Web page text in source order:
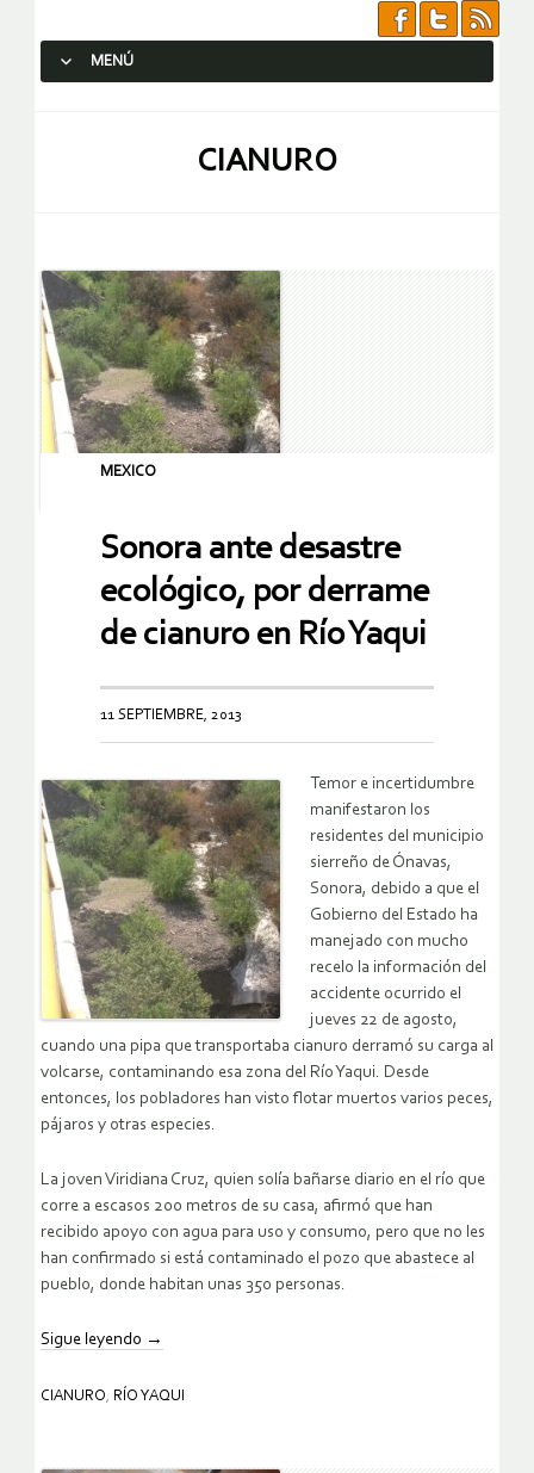
MENÚ
CIANURO
MEXICO
Sonora ante desastre
ecológico, por derrame
de cianuro en Río Yaqui
11 SEPTIEMBRE, 2013
Temor e incertidumbre
manifestaron los
residentes del municipio
sierreño de Ónavas,
Sonora, debido a que el
Gobierno del Estado ha
manejado con mucho
recelo la información del
accidente ocurrido el
jueves 22 de agosto,
cuando una pipa que transportaba cianuro derramó su carga al
volcarse, contaminando esa zona del Río Yaqui. Desde
entonces, los pobladores han visto flotar muertos varios peces,
pájaros y otras especies.
La joven Viridiana Cruz, quien solía bañarse diario en el río que
corre a escasos 200 metros de su casa, afirmó que han
recibido apoyo con agua para uso y consumo, pero que no les
han confirmado si está contaminado el pozo que abastece al
pueblo, donde habitan unas 350 personas.
Sigue leyendo →
CIANURO, RÍO YAQUI